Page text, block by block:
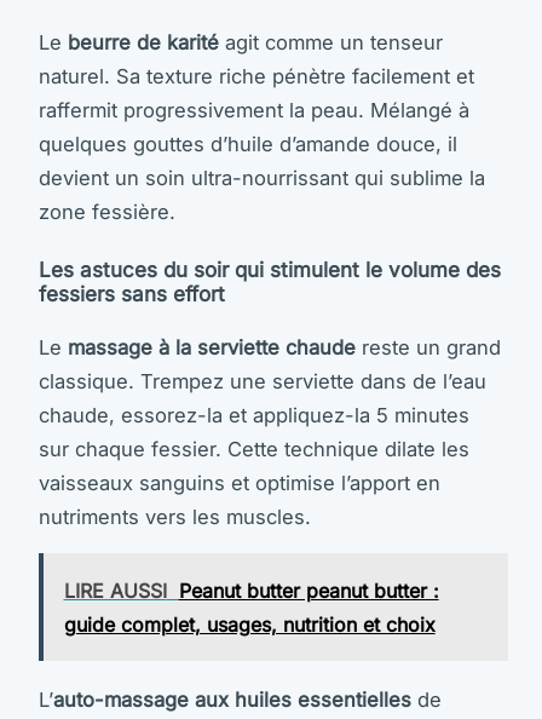
Le beurre de karité agit comme un tenseur
naturel. Sa texture riche pénètre facilement et
raffermit progressivement la peau. Mélangé à
quelques gouttes d’huile d’amande douce, il
devient un soin ultra-nourrissant qui sublime la
zone fessière.
Les astuces du soir qui stimulent le volume des
fessiers sans effort
Le massage à la serviette chaude reste un grand
classique. Trempez une serviette dans de l’eau
chaude, essorez-la et appliquez-la 5 minutes
sur chaque fessier. Cette technique dilate les
vaisseaux sanguins et optimise l’apport en
nutriments vers les muscles.
LIRE AUSSI Peanut butter peanut butter :
guide complet, usages, nutrition et choix
L’auto-massage aux huiles essentielles de